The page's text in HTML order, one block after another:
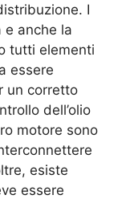
I
anche la
tutti elementi
essere
un corretto
dell’olio
motore sono
esiste
essere